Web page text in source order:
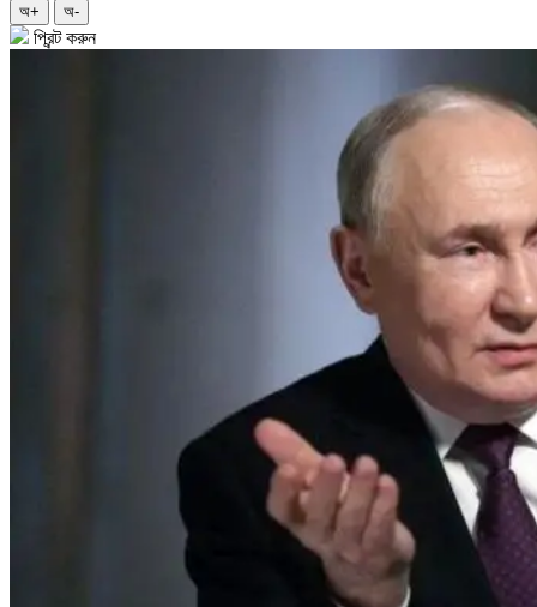
অ+ অ-
প্রিন্ট করুন